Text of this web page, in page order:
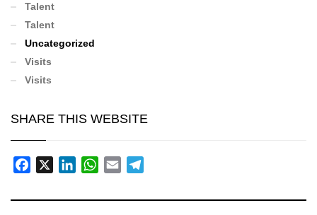
Talent
Talent
Uncategorized
Visits
Visits
SHARE THIS WEBSITE
FacebookLinkedInWhatsApp
Email